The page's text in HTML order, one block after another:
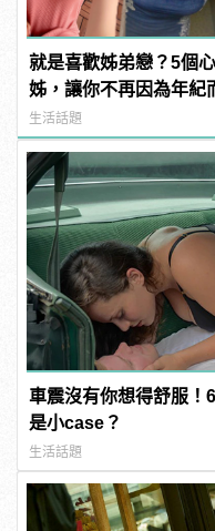
就是喜歡姊弟戀？5個
姊，讓你不再因為年紀
manfashion這樣變型男
生活話題
車震沒有你想得舒服！
是小case？
生活話題